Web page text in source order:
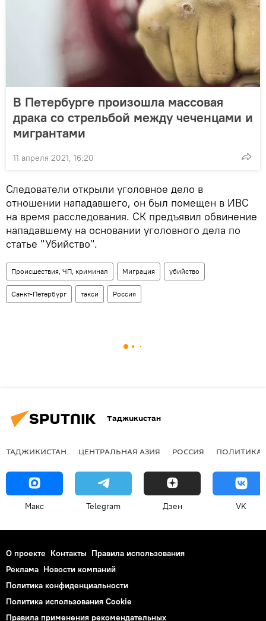
В Петербурге произошла массовая
драка со стрельбой между чеченцами и
мигрантами
11 апреля 2021, 16:20
Следователи открыли уголовное дело в
отношении нападавшего, он был помещен в ИВС
на время расследования. СК предъявил обвинение
нападавшему на основании уголовного дела по
статье "Убийство".
Происшествия, ЧП, криминал Миграция убийство
Санкт-Петербург такси Россия
Таджикистан
ТАДЖИКИСТАН ЦЕНТРАЛЬНАЯ АЗИЯ РОССИЯ ПОЛИТИКА
Макс Telegram Дзен VK
О проекте Контакты Правила использования
Реклама Новости компаний
Политика конфиденциальности
Политика использования Cookie
Правила применения рекомендательных